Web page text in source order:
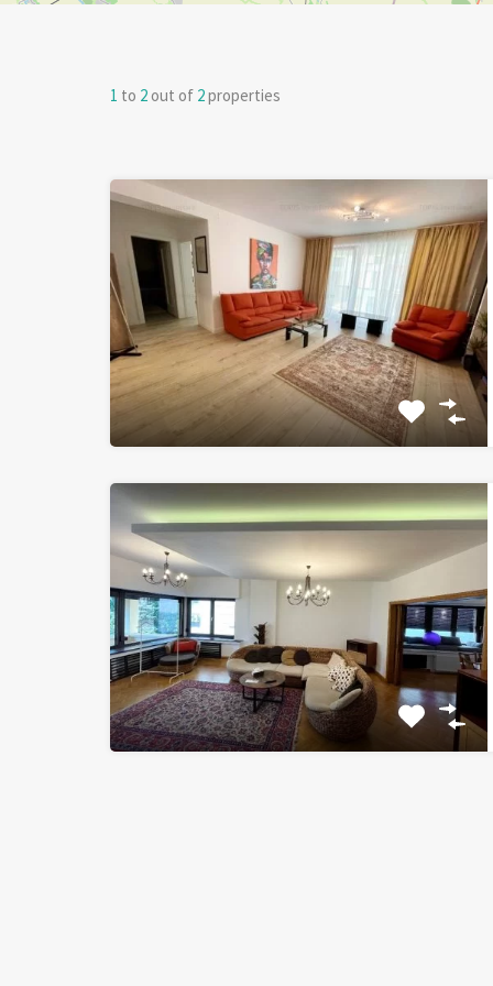
1 to 2 out of 2properties